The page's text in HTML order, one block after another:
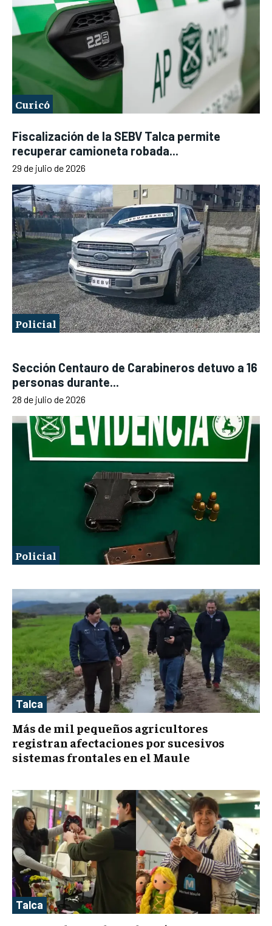
Curicó
Fiscalización de la SEBV Talca permite
recuperar camioneta robada...
29 de julio de 2026
Policial
Sección Centauro de Carabineros detuvo a 16
personas durante...
28 de julio de 2026
Policial
Talca
Más de mil pequeños agricultores
registran afectaciones por sucesivos
sistemas frontales en el Maule
Talca